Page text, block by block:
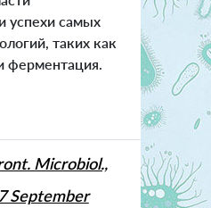
успехи самых
таких как
ферментация.
Microbiol.,
September